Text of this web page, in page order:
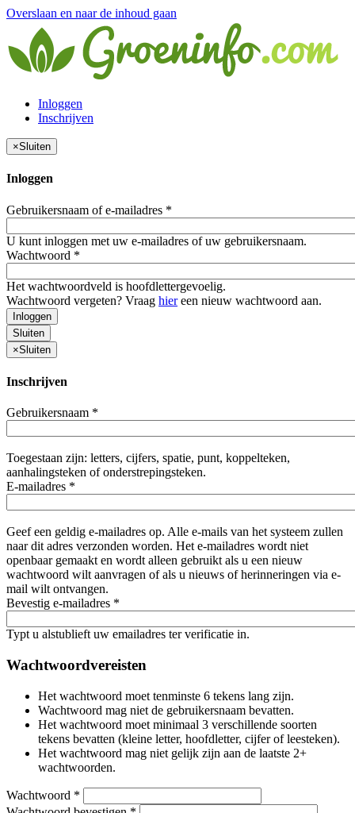
Overslaan en naar de inhoud gaan
Inloggen
Inschrijven
×Sluiten
Inloggen
Gebruikersnaam of e-mailadres *
U kunt inloggen met uw e-mailadres of uw gebruikersnaam.
Wachtwoord *
Het wachtwoordveld is hoofdlettergevoelig.
Wachtwoord vergeten? Vraag hiereen nieuw wachtwoord aan.
Inloggen
Sluiten
×Sluiten
Inschrijven
Gebruikersnaam *
Toegestaan zijn: letters, cijfers, spatie, punt, koppelteken,
aanhalingsteken of onderstrepingsteken.
E-mailadres *
Geef een geldig e-mailadres op. Alle e-mails van het systeem zullen
naar dit adres verzonden worden. Het e-mailadres wordt niet
openbaar gemaakt en wordt alleen gebruikt als u een nieuw
wachtwoord wilt aanvragen of als u nieuws of herinneringen via e-
mail wilt ontvangen.
Bevestig e-mailadres *
Typt u alstublieft uw emailadres ter verificatie in.
Wachtwoordvereisten
Het wachtwoord moet tenminste 6 tekens lang zijn.
Wachtwoord mag niet de gebruikersnaam bevatten.
Het wachtwoord moet minimaal 3 verschillende soorten
tekens bevatten (kleine letter, hoofdletter, cijfer of leesteken).
Het wachtwoord mag niet gelijk zijn aan de laatste 2+
wachtwoorden.
Wachtwoord *